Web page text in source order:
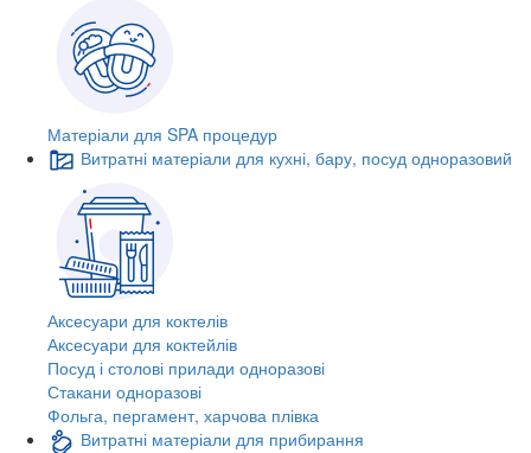
Матеріали для SPA процедур
Витратні матеріали для кухні, бару, посуд одноразовий
Аксесуари для коктелів
Аксесуари для коктейлів
Посуд і столові прилади одноразові
Стакани одноразові
Фольга, пергамент, харчова плівка
Витратні матеріали для прибирання